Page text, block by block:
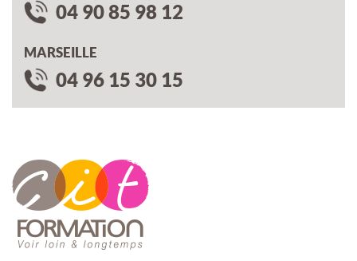
04 90 85 98 12
MARSEILLE
04 96 15 30 15